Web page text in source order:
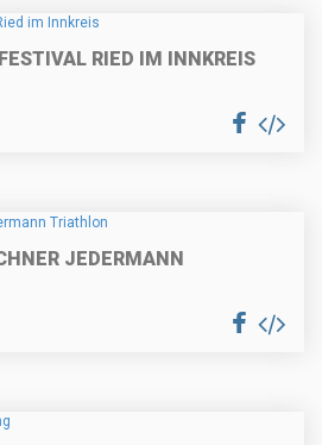
RIED IM INNKREIS
JEDERMANN